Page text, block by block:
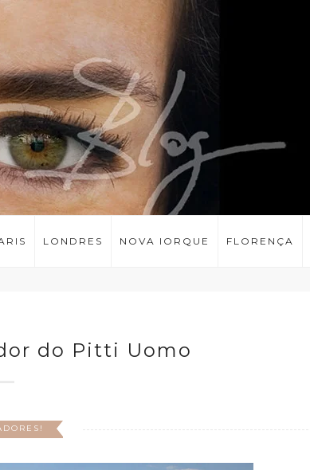
LONDRES NOVA IORQUE FLORENÇA
do Pitti Uomo